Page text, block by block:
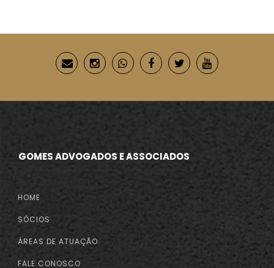
GOMES ADVOGADOS E ASSOCIADOS
HOME
SÓCIOS
ÁREAS DE ATUAÇÃO
FALE CONOSCO